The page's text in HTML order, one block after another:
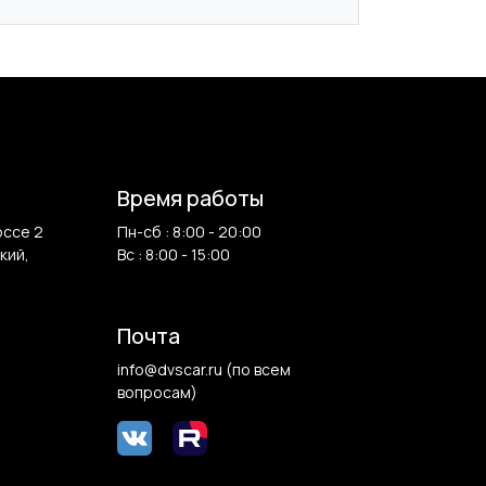
2
Время работы
Пн-сб : 8:00 - 20:00
Вс : 8:00 - 15:00
Почта
info@dvscar.ru (по всем
вопросам)